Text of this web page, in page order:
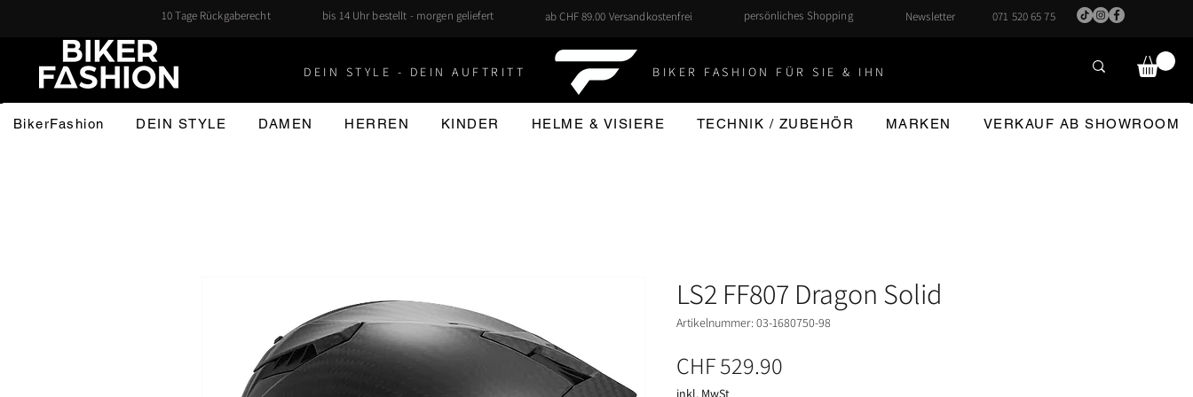
10 Tage Rückgaberecht bis 14 Uhr bestellt - morgen geliefert ab CHF 89.00 Versandkostenfrei persönliches Shopping Newsletter 071 520 65 75
DEIN STYLE - DEIN AUFTRITT BIKER FASHION FÜR SIE & IHN
BikerFashion DEIN STYLE DAMEN HERREN KINDER HELME & VISIERE TECHNIK / ZUBEHÖR MARKEN VERKAUF AB SHOWROOM
LS2 FF807 Dragon Solid
Artikelnummer: 03-1680750-98
CHF 529.90
inkl. MwSt